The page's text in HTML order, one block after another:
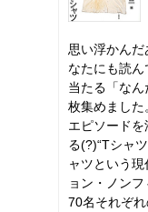
思い浮かん
なたにも読
当たる「な
枚集めまし
エピソード
る(?)“Tシャ
ャツという
ョン・ノン
70名それぞ